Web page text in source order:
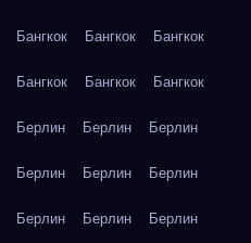
Бангкок Бангкок Бангкок
Бангкок Бангкок Бангкок
Берлин Берлин Берлин
Берлин Берлин Берлин
Берлин Берлин Берлин